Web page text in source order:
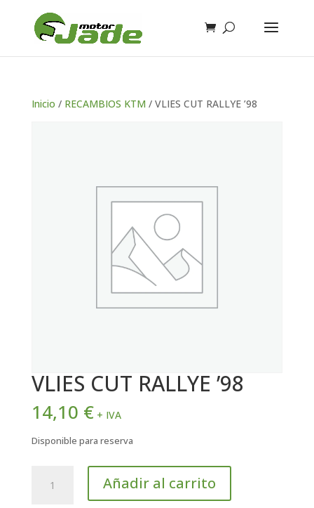
Inicio / RECAMBIOS KTM / VLIES CUT RALLYE ’98
VLIES CUT RALLYE ’98
14,10 € + IVA
Disponible para reserva
Añadir al carrito